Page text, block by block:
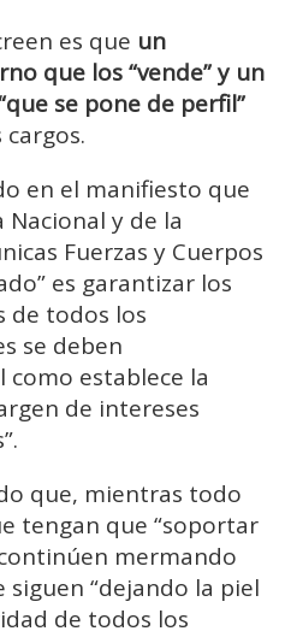
es que un
que los “vende” y un
se pone de perfil”
cargos.
en el manifiesto que
Nacional y de la
Fuerzas y Cuerpos
es garantizar los
de todos los
se deben
como establece la
de intereses
que, mientras todo
tengan que “soportar
mermando
siguen “dejando la piel
de todos los